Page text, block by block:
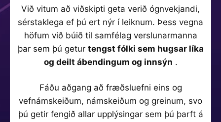
Við vitum að viðskipti geta verið ógnvekjandi,
sérstaklega ef þú ert nýr í leiknum. Þess vegna
höfum við búið til samfélag verslunarmanna
þar sem þú getur tengst fólki sem hugsar líka
og deilt ábendingum og innsýn .
Fáðu aðgang að fræðsluefni eins og
vefnámskeiðum, námskeiðum og greinum, svo
þú getir fengið allar upplýsingar sem þú þarft á